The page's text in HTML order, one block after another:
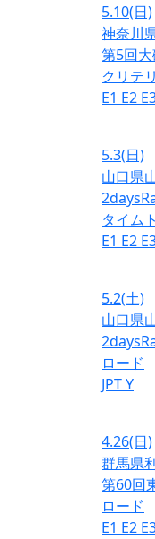
5.10(日)
神奈川
第5回
クリテ
E1 E2
5.3(日)
山口県
タイム
E1 E2
5.2(土)
山口県
ロード
JPTY
4.26(日)
群馬県
第60回
ロード
E1 E2